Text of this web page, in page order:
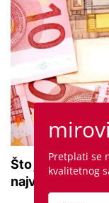
Što je prinos i
najvažnijih
Pretplati se
kvalitetnog